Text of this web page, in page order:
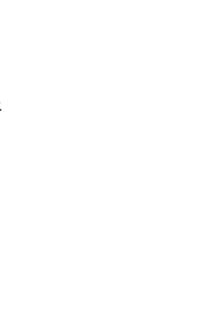
安全装置がすべて故障する状況も
気爆発や水素爆発が起こって、
会も認めている。
が、